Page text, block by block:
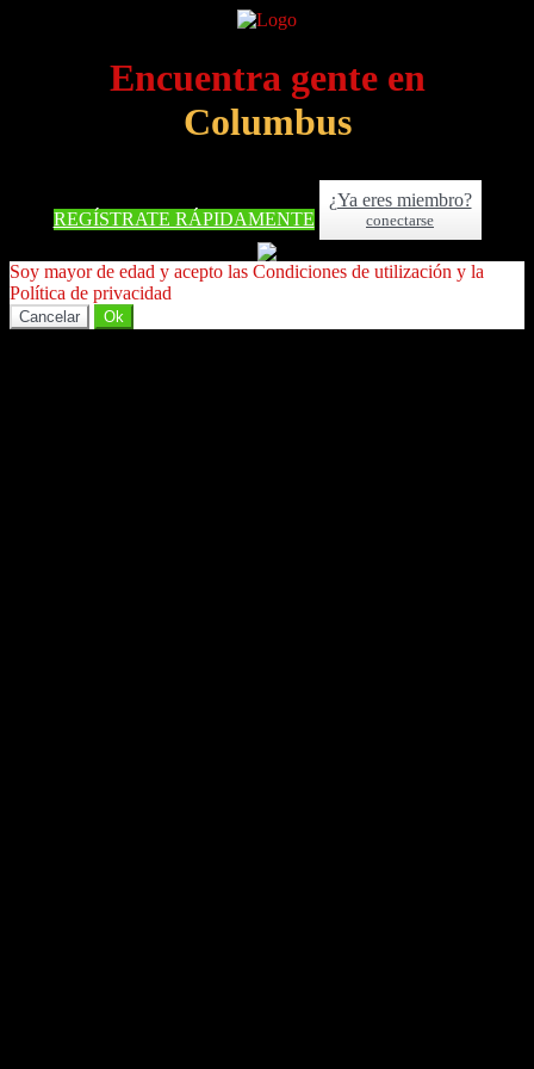
Encuentra gente en
Columbus
REGÍSTRATE RÁPIDAMENTE
¿Ya eres miembro?
conectarse
Soy mayor de edad y acepto las Condiciones de utilización y la
Política de privacidad
Cancelar Ok